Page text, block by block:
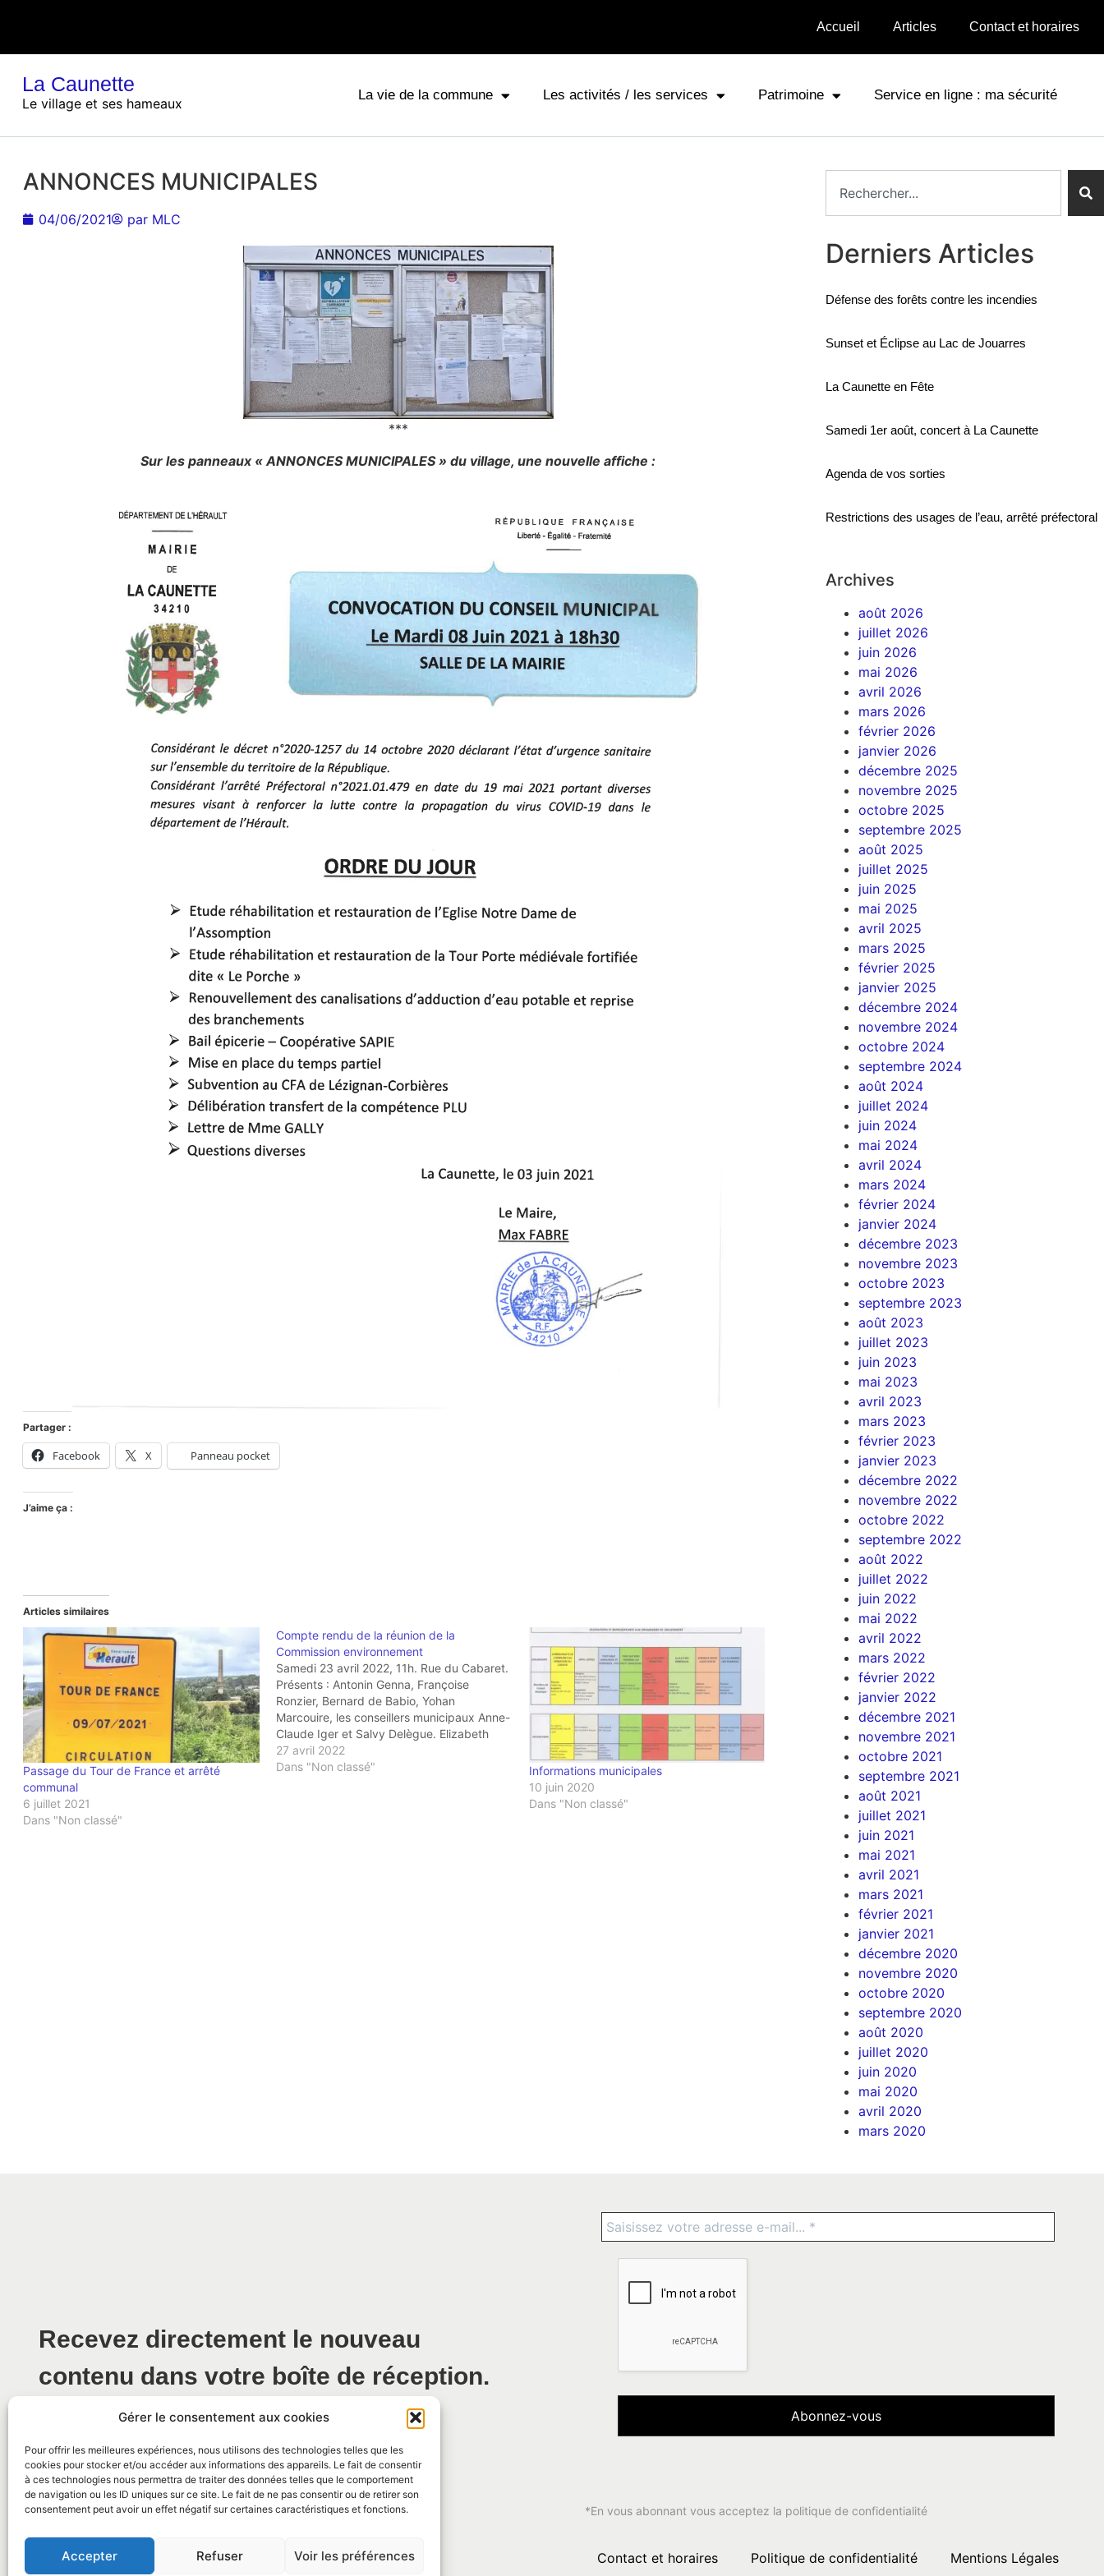
Gérer le consentement aux cookies
Pour offrir les meilleures expériences, nous utilisons des technologies telles que les
cookies pour stocker et/ou accéder aux informations des appareils. Le fait de consentir
à ces technologies nous permettra de traiter des données telles que le comportement
de navigation ou les ID uniques sur ce site. Le fait de ne pas consentir ou de retirer son
consentement peut avoir un effet négatif sur certaines caractéristiques et fonctions.
Accepter Refuser Voir les préférences
Accueil Articles Contact et horaires
La Caunette
Le village et ses hameaux
La vie de la commune Les activités / les services Patrimoine Service en ligne : ma sécurité
ANNONCES MUNICIPALES
04/06/2021 par MLC
***
Sur les panneaux « ANNONCES MUNICIPALES » du village, une nouvelle affiche :
Partager :
Facebook X Panneau pocket
J’aime ça :
Articles similaires
Passage du Tour de France et arrêté
communal
6 juillet 2021
Dans "Non classé"
Compte rendu de la réunion de la
Commission environnement
Samedi 23 avril 2022, 11h. Rue du Cabaret.
Présents : Antonin Genna, Françoise
Ronzier, Bernard de Babio, Yohan
Marcouire, les conseillers municipaux Anne-
Claude Iger et Salvy Delègue. Elizabeth
Labbé (ne nous a pas trouvés…) La réunion
commence par la présentation du
27 avril 2022
Dans "Non classé"
Informations municipales
10 juin 2020
Dans "Non classé"
Derniers Articles
Défense des forêts contre les incendies
Sunset et Éclipse au Lac de Jouarres
La Caunette en Fête
Samedi 1er août, concert à La Caunette
Agenda de vos sorties
Restrictions des usages de l’eau, arrêté préfectoral
Archives
août 2026
juillet 2026
juin 2026
mai 2026
avril 2026
mars 2026
février 2026
janvier 2026
décembre 2025
novembre 2025
octobre 2025
septembre 2025
août 2025
juillet 2025
juin 2025
mai 2025
avril 2025
mars 2025
février 2025
janvier 2025
décembre 2024
novembre 2024
octobre 2024
septembre 2024
août 2024
juillet 2024
juin 2024
mai 2024
avril 2024
mars 2024
février 2024
janvier 2024
décembre 2023
novembre 2023
octobre 2023
septembre 2023
août 2023
juillet 2023
juin 2023
mai 2023
avril 2023
mars 2023
février 2023
janvier 2023
décembre 2022
novembre 2022
octobre 2022
septembre 2022
août 2022
juillet 2022
juin 2022
mai 2022
avril 2022
mars 2022
février 2022
janvier 2022
décembre 2021
novembre 2021
octobre 2021
septembre 2021
août 2021
juillet 2021
juin 2021
mai 2021
avril 2021
mars 2021
février 2021
janvier 2021
décembre 2020
novembre 2020
octobre 2020
septembre 2020
août 2020
juillet 2020
juin 2020
mai 2020
avril 2020
mars 2020
Recevez directement le nouveau
contenu dans votre boîte de réception.
*En vous abonnant vous acceptez la politique de confidentialité
Contact et horaires Politique de confidentialité Mentions Légales